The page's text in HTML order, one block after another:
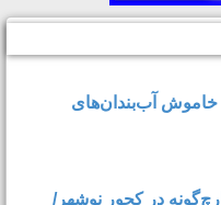
آب‌بندان‌های